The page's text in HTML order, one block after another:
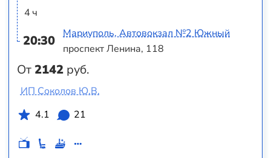
4 ч
20:30
От2142 руб.
Мариуполь, Автовокзал №2 Южный
проспект Ленина, 118
ИП Соколов Ю.В.
4.1
21